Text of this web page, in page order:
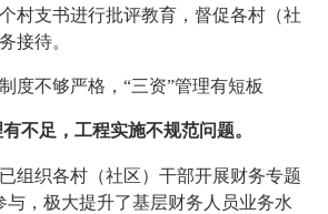
村支书进行批评教育，督促各村（社
接待。
不够严格，“三资”管理有短板
不足，工程实施不规范问题。
织各村（社区）干部开展财务专题
与，极大提升了基层财务人员业务水